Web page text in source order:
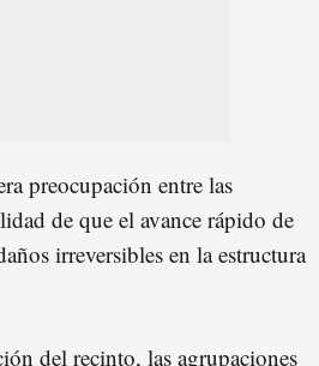
preocupación entre las
de que el avance rápido de
irreversibles en la estructura
del recinto, las agrupaciones